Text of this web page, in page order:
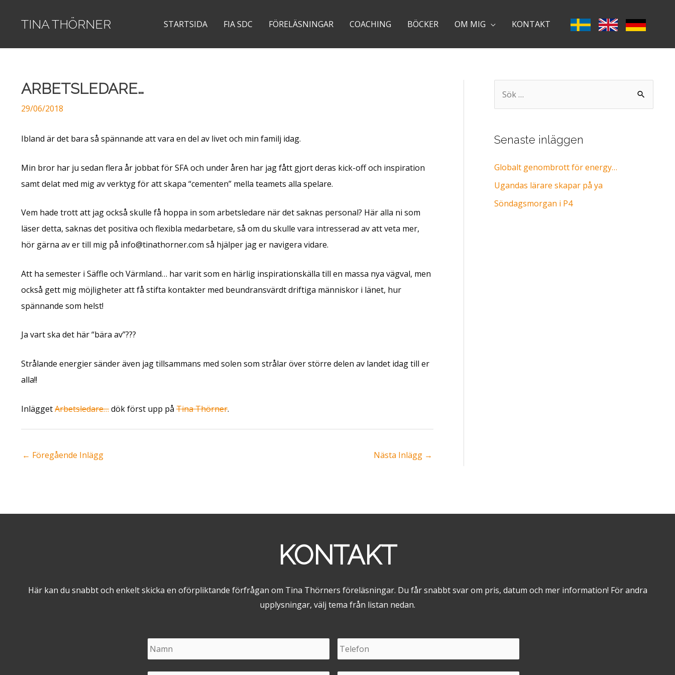
TINA THÖRNER STARTSIDA FIA SDC FÖRELÄSNINGAR COACHING BÖCKER OM MIG KONTAKT
ARBETSLEDARE…
29/06/2018
Ibland är det bara så spännande att vara en del av livet och min familj idag.
Min bror har ju sedan flera år jobbat för SFA och under åren har jag fått gjort deras kick-off och inspiration
samt delat med mig av verktyg för att skapa “cementen” mella teamets alla spelare.
Vem hade trott att jag också skulle få hoppa in som arbetsledare när det saknas personal? Här alla ni som
läser detta, saknas det positiva och flexibla medarbetare, så om du skulle vara intresserad av att veta mer,
hör gärna av er till mig på info@tinathorner.com så hjälper jag er navigera vidare.
Att ha semester i Säffle och Värmland… har varit som en härlig inspirationskälla till en massa nya vägval, men
också gett mig möjligheter att få stifta kontakter med beundransvärdt driftiga människor i länet, hur
spännande som helst!
Ja vart ska det här “bära av”???
Strålande energier sänder även jag tillsammans med solen som strålar över större delen av landet idag till er
alla!!
InläggetArbetsledare…dök först upp på Tina Thörner.
Inläggsnavigering
← Föregående Inlägg Nästa Inlägg →
e
t
e
r
Senaste inläggen
Globalt genombrott för energy…
Ugandas lärare skapar på ya
Söndagsmorgan i P4
KONTAKT
Här kan du snabbt och enkelt skicka en oförpliktande förfrågan om Tina Thörners föreläsningar. Du får snabbt svar om pris, datum och mer information! För andra
upplysningar, välj tema från listan nedan.